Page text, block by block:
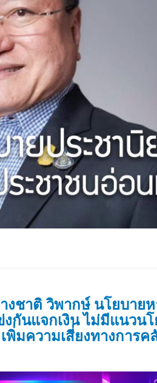
ชาติ วิพากษ์ นโยบายห
กันแจกเงิน ไม่มีแนวนโ
มความเสี่ยงทางการค